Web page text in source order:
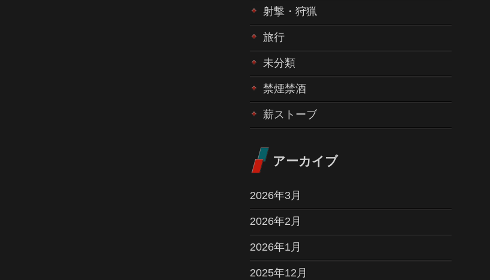
射撃・狩猟
旅行
未分類
禁煙禁酒
薪ストーブ
アーカイブ
2026年3月
2026年2月
2026年1月
2025年12月